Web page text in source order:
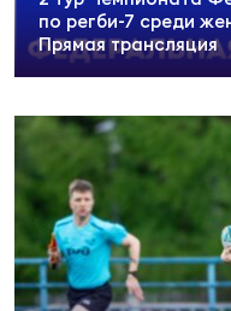
по регби-7 среди
Прямая трансляция